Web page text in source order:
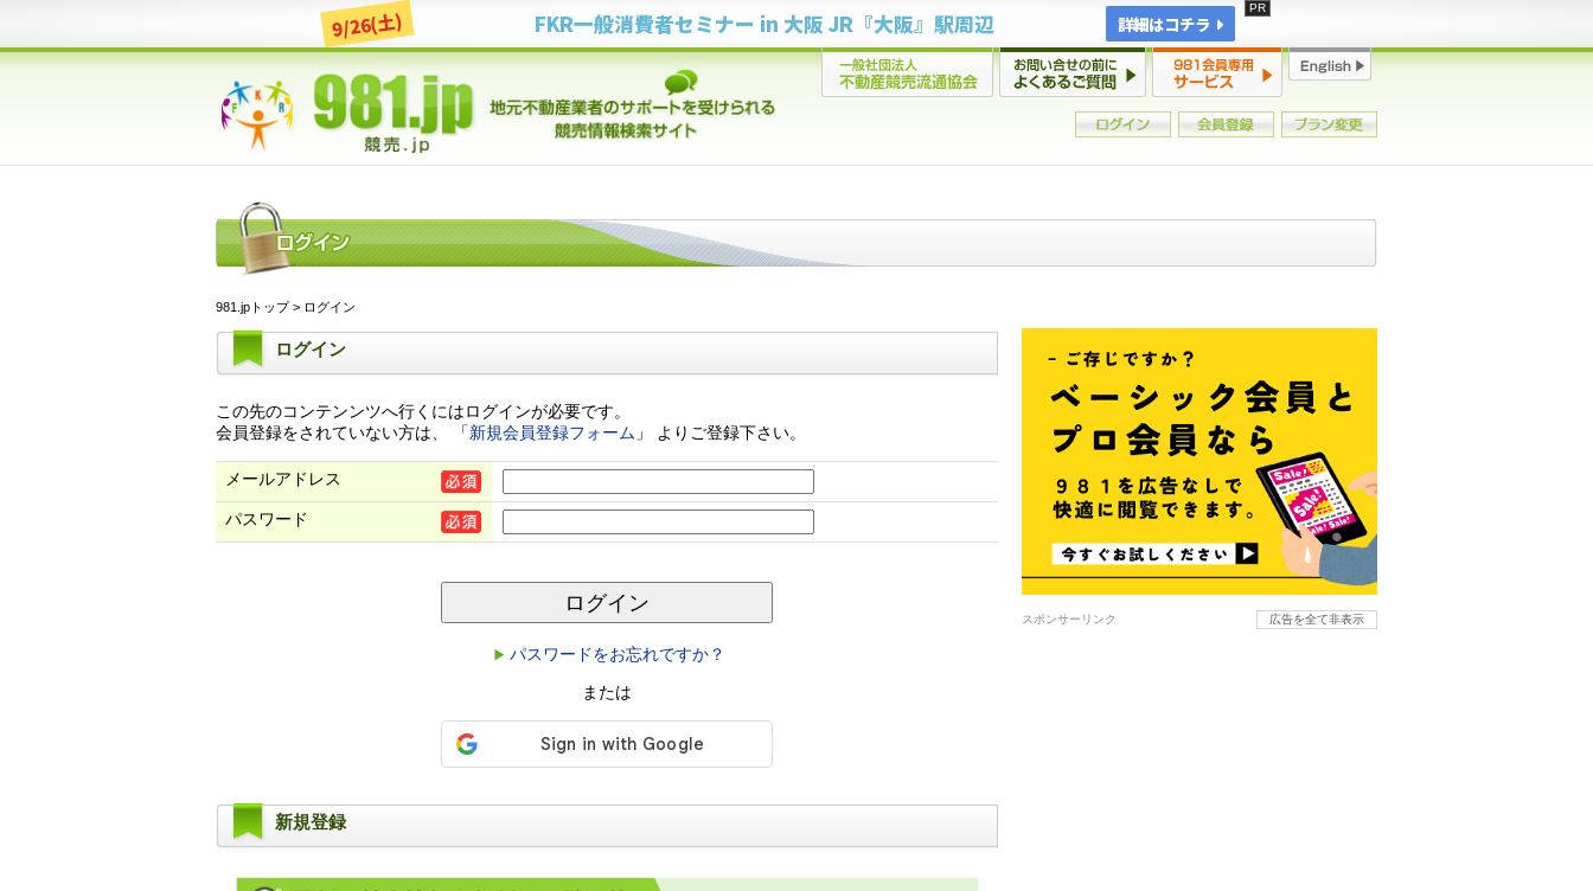
9/26(土) FKR一般消費者セミナー in 大阪 JR『大阪』駅周辺 詳細はコチラ
981.jpトップ> ログイン
ログイン
この先のコンテンンツへ行くにはログインが必要です。
会員登録をされていない方は、 「新規会員登録フォーム 」 よりご登録下さい。
メールアドレス
パスワード
ログイン
パスワードをお忘れですか？
または
新規登録
スポンサーリンク 広告を全て非表示